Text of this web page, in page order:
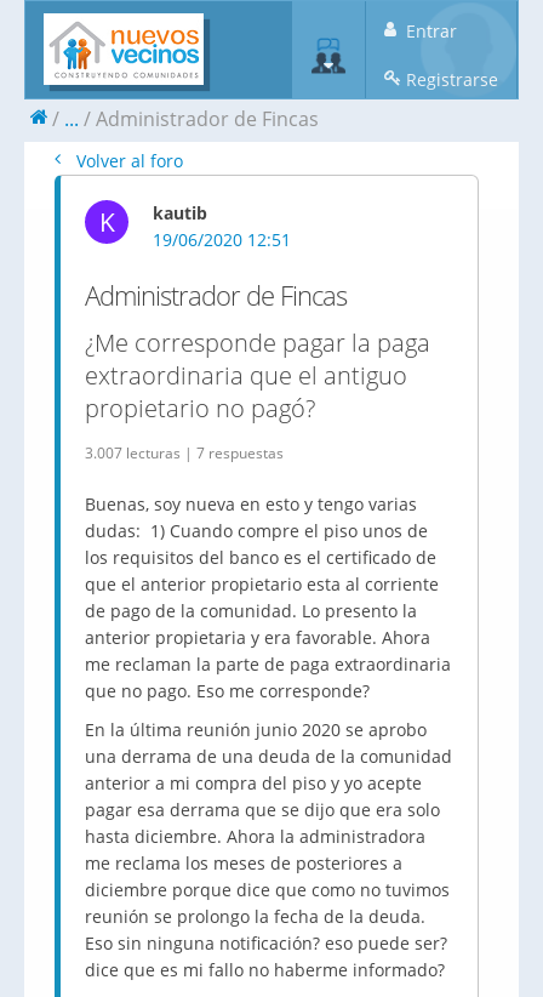
Entrar
Registrarse
... Administrador de Fincas
Volver al foro
K
kautib
19/06/2020 12:51
Administrador de Fincas
¿Me corresponde pagar la paga
extraordinaria que el antiguo
propietario no pagó?
3.007 lecturas | 7 respuestas
Buenas, soy nueva en esto y tengo varias
dudas: 1) Cuando compre el piso unos de
los requisitos del banco es el certificado de
que el anterior propietario esta al corriente
de pago de la comunidad. Lo presento la
anterior propietaria y era favorable. Ahora
me reclaman la parte de paga extraordinaria
que no pago. Eso me corresponde?
En la última reunión junio 2020 se aprobo
una derrama de una deuda de la comunidad
anterior a mi compra del piso y yo acepte
pagar esa derrama que se dijo que era solo
hasta diciembre. Ahora la administradora
me reclama los meses de posteriores a
diciembre porque dice que como no tuvimos
reunión se prolongo la fecha de la deuda.
Eso sin ninguna notificación? eso puede ser?
dice que es mi fallo no haberme informado?